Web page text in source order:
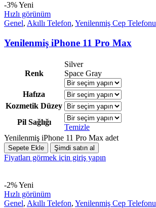
-3%Yeni
Hızlı görünüm
Genel, Akıllı Telefon, Yenilenmiş Cep Telefonu
Yenilenmiş iPhone 11 Pro Max
Renk
Silver
Space Gray
Hafıza
Kozmetik Düzey
Pil Sağlığı
Temizle
Yenilenmiş iPhone 11 Pro Max adet
Sepete Ekle Şimdi satın al
Fiyatları görmek için giriş yapın
-2%Yeni
Hızlı görünüm
Genel, Akıllı Telefon, Yenilenmiş Cep Telefonu